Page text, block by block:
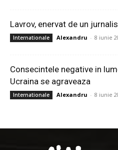
Lavrov, enervat de un
Internationale Alexandru - 8 iunie
Consecintele negative in
Ucraina se agraveaza
Internationale Alexandru - 8 iunie